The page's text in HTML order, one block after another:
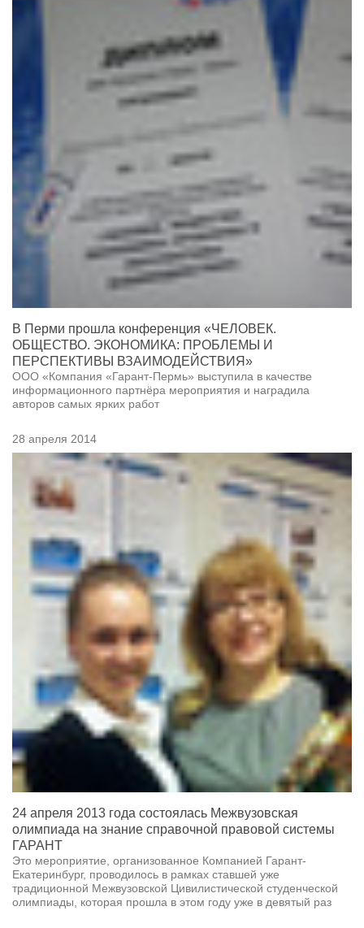
В Перми прошла конференция «ЧЕЛОВЕК.
ОБЩЕСТВО. ЭКОНОМИКА: ПРОБЛЕМЫ И
ПЕРСПЕКТИВЫ ВЗАИМОДЕЙСТВИЯ»
ООО «Компания «Гарант-Пермь» выступила в качестве
информационного партнёра мероприятия и наградила
авторов самых ярких работ
28 апреля 2014
24 апреля 2013 года состоялась Межвузовская
олимпиада на знание справочной правовой системы
ГАРАНТ
Это мероприятие, организованное Компанией Гарант-
Екатеринбург, проводилось в рамках ставшей уже
традиционной Межвузовской Цивилистической студенческой
олимпиады, которая прошла в этом году уже в девятый раз